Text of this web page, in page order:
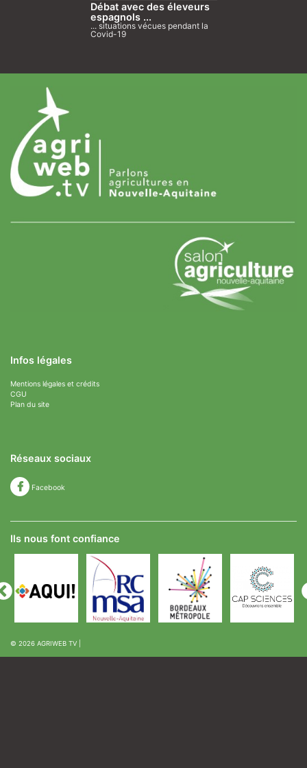
Débat avec des éleveurs
espagnols ...
... situations vécues pendant la
Covid-19
Infos légales
Mentions légales et crédits
CGU
Plan du site
Réseaux sociaux
Facebook
Ils nous font confiance
© 2026 AGRIWEB TV